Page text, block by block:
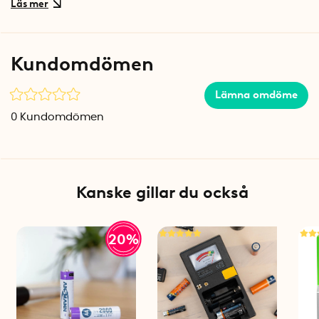
material som är till över 90 % återvinningsbara, hjälper de
dig att minska både avfall och batterikostnader över tid. Ett
enkelt val för dig som vill ha smartare och grönare energi i
vardagen.
gånger, vilket ger en imponerande livscykel. De har även låg
sin laddning efter ett år utan användning.
Tål kalla temperaturer
Till skillnad från många traditionella engångsbatterier
fungerar ReCyko-batterierna i temperaturer ned till -20°C.
Det gör dem särskilt användbara under till exempel för
utomhusutrustning under vinterhalvåret. Samtliga GP
Kundomdömen
Lämna omdöme
0 Kundomdömen
Kanske gillar du också
20%